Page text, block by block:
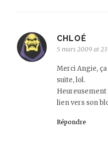
CHLOÉ
5 mars 2009 at
Merci Angie,
suite, lol.
Heureusement
lien vers son
Répondre